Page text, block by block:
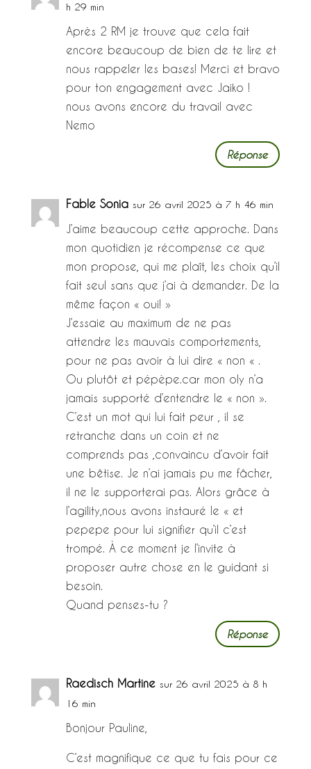
h 29 min
Après 2 RM je trouve que cela fait
encore beaucoup de bien de te lire et
nous rappeler les bases! Merci et bravo
pour ton engagement avec Jaiko !
nous avons encore du travail avec
Nemo
Réponse
Fable Sonia sur 26 avril 2025 à 7 h 46 min
J’aime beaucoup cette approche. Dans
mon quotidien je récompense ce que
mon propose, qui me plaît, les choix qu’il
fait seul sans que j’ai à demander. De la
même façon « oui! »
J’essaie au maximum de ne pas
attendre les mauvais comportements,
pour ne pas avoir à lui dire « non « .
Ou plutôt et pépèpe.car mon oly n’a
jamais supporté d’entendre le « non ».
C’est un mot qui lui fait peur , il se
retranche dans un coin et ne
comprends pas ,convaincu d’avoir fait
une bêtise. Je n’ai jamais pu me fâcher,
il ne le supporterai pas. Alors grâce à
l’agility,nous avons instauré le « et
pepepe pour lui signifier qu’il c’est
trompé. À ce moment je l’invite à
proposer autre chose en le guidant si
besoin.
Quand penses-tu ?
Réponse
Raedisch Martine sur 26 avril 2025 à 8 h
16 min
Bonjour Pauline,
C’est magnifique ce que tu fais pour ce